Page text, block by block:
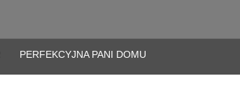
PERFEKCYJNA PANI DOMU